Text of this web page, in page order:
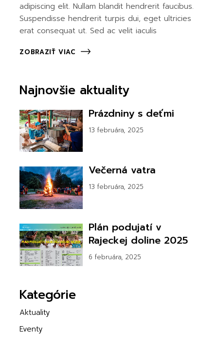
adipiscing elit. Nullam blandit hendrerit faucibus.
Suspendisse hendrerit turpis dui, eget ultricies
erat consequat ut. Sed ac velit iaculis
ZOBRAZIŤ VIAC
Najnovšie aktuality
Prázdniny s deťmi
13 februára, 2025
Večerná vatra
13 februára, 2025
Plán podujatí v
Rajeckej doline 2025
6 februára, 2025
Kategórie
Aktuality
Eventy